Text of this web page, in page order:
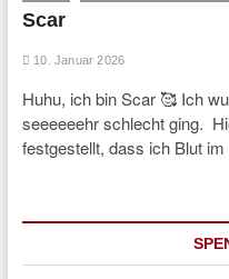
Scar
10. Januar 2026
Huhu, ich bin Scar 🥰 Ich
seeeeeehr schlecht ging.
festgestellt, dass ich Blut